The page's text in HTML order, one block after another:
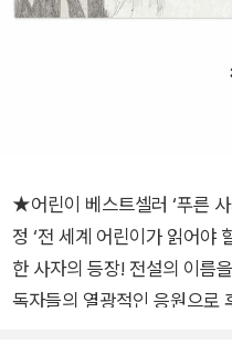
★어린이 베스트셀러 ‘푸른
정 ‘전 세계 어린이가 읽어야 할 책’★ 위대한 와니
한 사자의 등장! 전설의 이름
독자들의 열광적인 응원으로